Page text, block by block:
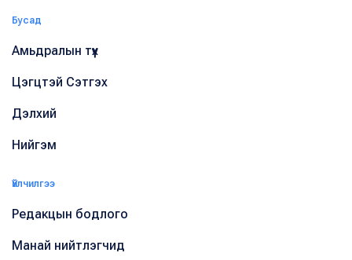
Бусад
Амьдралын түүх
Цэгцтэй Сэтгэх
Дэлхий
Нийгэм
Үйлчилгээ
Редакцын бодлого
Манай нийтлэгчид